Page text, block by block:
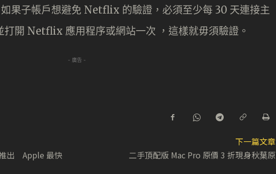
果子帳戶想避免 Netflix 的驗證，必須至少每 30 天連接主
開 Netflix 應用程序或網站一次 ，這樣就毋須驗證。
- 廣告 -
推出 Apple 最快
下一篇文章
二手頂配版 Mac Pro 原價 3 折現身秋葉原